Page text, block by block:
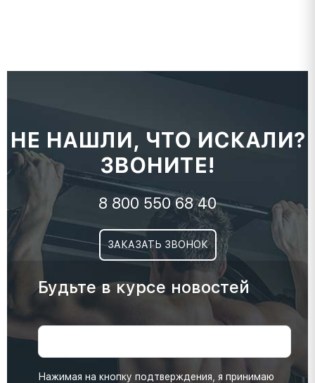
НЕ НАШЛИ, ЧТО ИСКАЛИ?
ЗВОНИТЕ!
8 800 550 68 40
ЗАКАЗАТЬ ЗВОНОК
Будьте в курсе новостей
Нажимая на кнопку подтверждения, я принимаю